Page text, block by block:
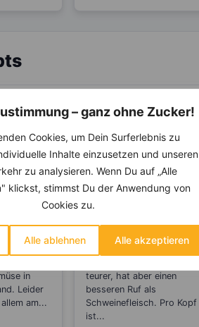
– ganz ohne Zucker!
Cookies, um Dein Surferlebnis zu
Inhalte einzusetzen und unseren
zu analysieren. Wenn Du auf „Alle
klickst, stimmst Du der Anwendung von
Cookies zu.
Alle ablehnen Alle akzeptieren
Helfen
sie
in
Leider
am...
Die besten
Zubereitungsarten
für Rindfleisch
teurer, hat aber einen
besseren Ruf als
Schweinefleisch. Pro Kopf
ist...